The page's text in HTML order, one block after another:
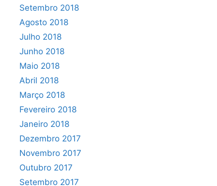
Setembro 2018
Agosto 2018
Julho 2018
Junho 2018
Maio 2018
Abril 2018
Março 2018
Fevereiro 2018
Janeiro 2018
Dezembro 2017
Novembro 2017
Outubro 2017
Setembro 2017